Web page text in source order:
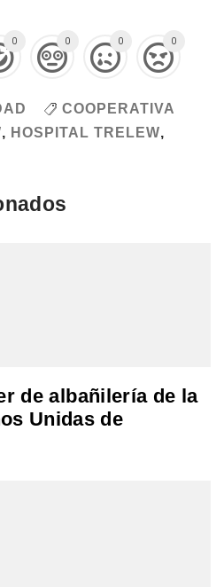
0 0 0 0
COOPERATIVA
, HOSPITAL TRELEW,
de albañilería de la
Unidas de